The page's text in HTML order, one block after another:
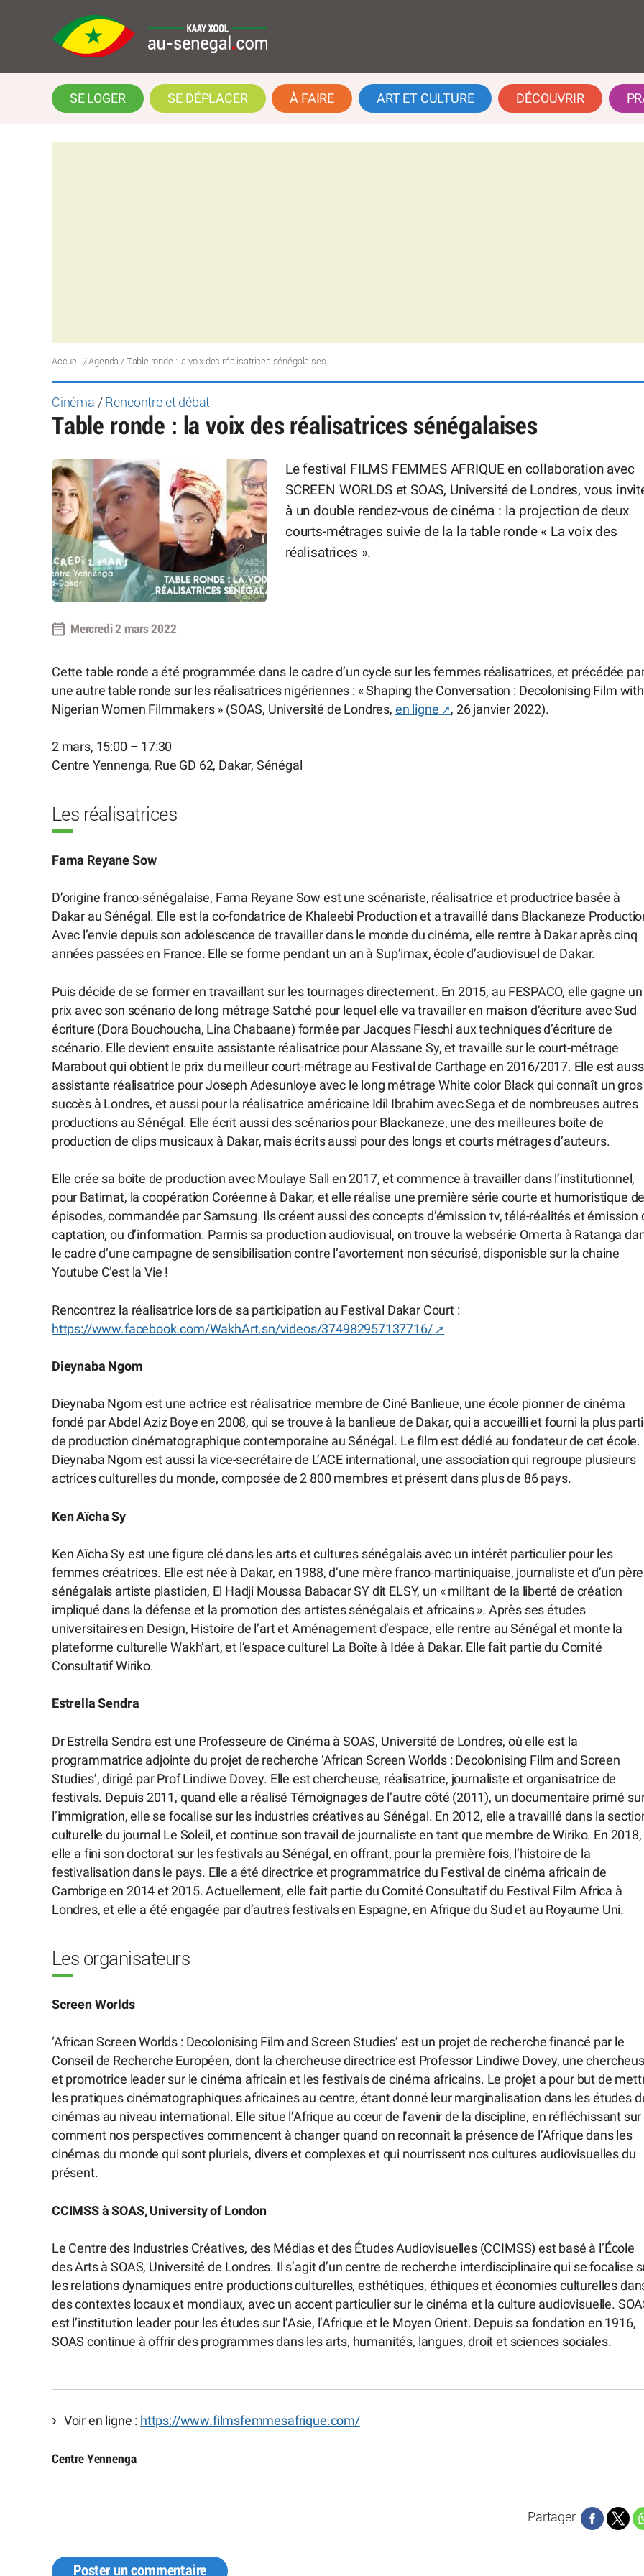
SE LOGER SE DÉPLACER À FAIRE ART ET CULTURE DÉCOUVRIR
Accueil /Agenda / Table ronde : la voix des réalisatrices sénégalaises
Cinéma / Rencontre et débat
Table ronde : la voix des réalisatrices sénégalaises
Le festival FILMS FEMMES AFRIQUE en collaboration avec
SCREEN WORLDS et SOAS, Université de Londres, vous
à un double rendez-vous de cinéma : la projection de deux
courts-métrages suivie de la la table ronde « La voix des
réalisatrices ».
Mercredi 2 mars 2022
Cette table ronde a été programmée dans le cadre d’un cycle sur les femmes réalisatrices, et précédée
une autre table ronde sur les réalisatrices nigériennes : « Shaping the Conversation : Decolonising Film with
Nigerian Women Filmmakers » (SOAS, Université de Londres, en ligne , 26 janvier 2022).
2 mars, 15:00 – 17:30
Centre Yennenga, Rue GD 62, Dakar, Sénégal
Les réalisatrices
Fama Reyane Sow
D’origine franco-sénégalaise, Fama Reyane Sow est une scénariste, réalisatrice et productrice basée à
Dakar au Sénégal. Elle est la co-fondatrice de Khaleebi Production et a travaillé dans Blackaneze
Avec l’envie depuis son adolescence de travailler dans le monde du cinéma, elle rentre à Dakar après cinq
années passées en France. Elle se forme pendant un an à Sup’imax, école d’audiovisuel de Dakar.
Puis décide de se former en travaillant sur les tournages directement. En 2015, au FESPACO, elle gagne un
prix avec son scénario de long métrage Satché pour lequel elle va travailler en maison d’écriture avec Sud
écriture (Dora Bouchoucha, Lina Chabaane) formée par Jacques Fieschi aux techniques d’écriture de
scénario. Elle devient ensuite assistante réalisatrice pour Alassane Sy, et travaille sur le court-métrage
Marabout qui obtient le prix du meilleur court-métrage au Festival de Carthage en 2016/2017. Elle est
assistante réalisatrice pour Joseph Adesunloye avec le long métrage White color Black qui connaît un gros
succès à Londres, et aussi pour la réalisatrice américaine Idil Ibrahim avec Sega et de nombreuses autres
productions au Sénégal. Elle écrit aussi des scénarios pour Blackaneze, une des meilleures boite de
production de clips musicaux à Dakar, mais écrits aussi pour des longs et courts métrages d’auteurs.
Elle crée sa boite de production avec Moulaye Sall en 2017, et commence à travailler dans l’institutionnel,
pour Batimat, la coopération Coréenne à Dakar, et elle réalise une première série courte et humoristique
épisodes, commandée par Samsung. Ils créent aussi des concepts d’émission tv, télé-réalités et émission
captation, ou d’information. Parmis sa production audiovisual, on trouve la websérie Omerta à Ratanga
le cadre d’une campagne de sensibilisation contre l’avortement non sécurisé, disponisble sur la chaine
Youtube C’est la Vie !
Rencontrez la réalisatrice lors de sa participation au Festival Dakar Court :
https://www.facebook.com/WakhArt.sn/videos/374982957137716/
Dieynaba Ngom
Dieynaba Ngom est une actrice est réalisatrice membre de Ciné Banlieue, une école pionner de cinéma
fondé par Abdel Aziz Boye en 2008, qui se trouve à la banlieue de Dakar, qui a accueilli et fourni la plus
de production cinématographique contemporaine au Sénégal. Le film est dédié au fondateur de cet école.
Dieynaba Ngom est aussi la vice-secrétaire de L’ACE international, une association qui regroupe plusieurs
actrices culturelles du monde, composée de 2 800 membres et présent dans plus de 86 pays.
Ken Aïcha Sy
Ken Aïcha Sy est une figure clé dans les arts et cultures sénégalais avec un intérêt particulier pour les
femmes créatrices. Elle est née à Dakar, en 1988, d’une mère franco-martiniquaise, journaliste et d’un père
sénégalais artiste plasticien, El Hadji Moussa Babacar SY dit ELSY, un « militant de la liberté de création
impliqué dans la défense et la promotion des artistes sénégalais et africains ». Après ses études
universitaires en Design, Histoire de l’art et Aménagement d’espace, elle rentre au Sénégal et monte la
plateforme culturelle Wakh’art, et l’espace culturel La Boîte à Idée à Dakar. Elle fait partie du Comité
Consultatif Wiriko.
Estrella Sendra
Dr Estrella Sendra est une Professeure de Cinéma à SOAS, Université de Londres, où elle est la
programmatrice adjointe du projet de recherche ‘African Screen Worlds : Decolonising Film and Screen
Studies’, dirigé par Prof Lindiwe Dovey. Elle est chercheuse, réalisatrice, journaliste et organisatrice de
festivals. Depuis 2011, quand elle a réalisé Témoignages de l’autre côté (2011), un documentaire primé
l’immigration, elle se focalise sur les industries créatives au Sénégal. En 2012, elle a travaillé dans la
culturelle du journal Le Soleil, et continue son travail de journaliste en tant que membre de Wiriko. En 2018,
elle a fini son doctorat sur les festivals au Sénégal, en offrant, pour la première fois, l’histoire de la
festivalisation dans le pays. Elle a été directrice et programmatrice du Festival de cinéma africain de
Cambrige en 2014 et 2015. Actuellement, elle fait partie du Comité Consultatif du Festival Film Africa à
Londres, et elle a été engagée par d’autres festivals en Espagne, en Afrique du Sud et au Royaume Uni.
Les organisateurs
Screen Worlds
‘African Screen Worlds : Decolonising Film and Screen Studies’ est un projet de recherche financé par le
Conseil de Recherche Européen, dont la chercheuse directrice est Professor Lindiwe Dovey, une
et promotrice leader sur le cinéma africain et les festivals de cinéma africains. Le projet a pour but de
les pratiques cinématographiques africaines au centre, étant donné leur marginalisation dans les études
cinémas au niveau international. Elle situe l’Afrique au cœur de l’avenir de la discipline, en réfléchissant sur
comment nos perspectives commencent à changer quand on reconnait la présence de l’Afrique dans les
cinémas du monde qui sont pluriels, divers et complexes et qui nourrissent nos cultures audiovisuelles du
présent.
CCIMSS à SOAS, University of London
Le Centre des Industries Créatives, des Médias et des Études Audiovisuelles (CCIMSS) est basé à l’École
des Arts à SOAS, Université de Londres. Il s’agit d’un centre de recherche interdisciplinaire qui se focalise
les relations dynamiques entre productions culturelles, esthétiques, éthiques et économies culturelles
des contextes locaux et mondiaux, avec un accent particulier sur le cinéma et la culture audiovisuelle.
est l’institution leader pour les études sur l’Asie, l’Afrique et le Moyen Orient. Depuis sa fondation en 1916,
SOAS continue à offrir des programmes dans les arts, humanités, langues, droit et sciences sociales.
Voir en ligne : https://www.filmsfemmesafrique.com/
Centre Yennenga
Partager
Poster un commentaire